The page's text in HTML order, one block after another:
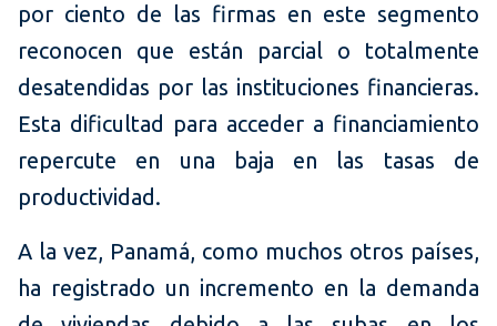
por ciento de las firmas en este segmento
reconocen que están parcial o totalmente
desatendidas por las instituciones financieras.
Esta dificultad para acceder a financiamiento
repercute en una baja en las tasas de
productividad.
A la vez, Panamá, como muchos otros países,
ha registrado un incremento en la demanda